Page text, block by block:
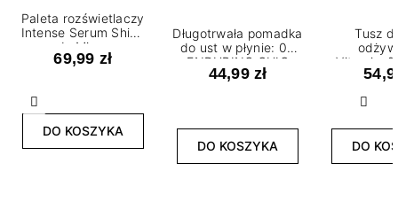
Poprzedni
Paleta rozświetlaczy
Intense Serum Shine
Is Mine
69,99 zł
DO KOSZYKA
Długotrwała pomadka
do ust w płynie: 02
ENDURING CHIC
44,99 zł
DO KOSZYKA
Tusz
DO